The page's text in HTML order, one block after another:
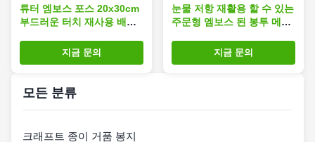
튜터 엠보스 포스 20x30cm
부드러운 터치 재사용 배송
지금 문의
눈물 저항 재활용 할 수 있는
주문형 엠보스 된 봉투 메일
지금 문의
모든 분류
크래프트 종이 거품 봉지